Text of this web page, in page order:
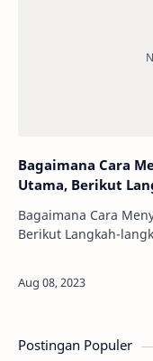
Bagaimana Cara
Utama, Berikut
Bagaimana Cara
Berikut Langkah-
beberapa kalima…
Postingan Populer